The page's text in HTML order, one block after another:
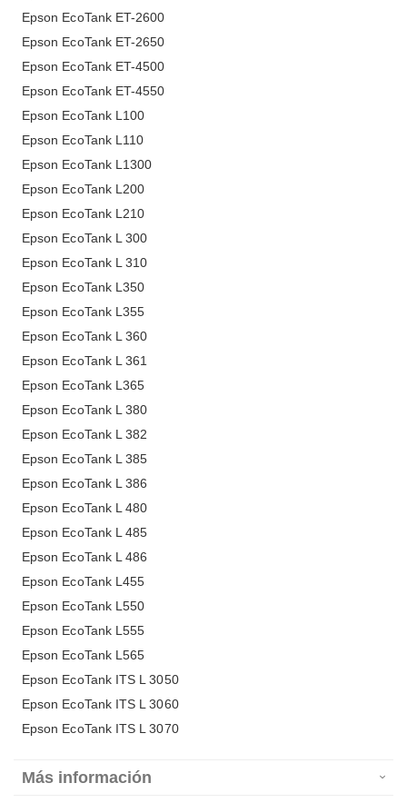
Epson EcoTank ET-2600
Epson EcoTank ET-2650
Epson EcoTank ET-4500
Epson EcoTank ET-4550
Epson EcoTank L100
Epson EcoTank L110
Epson EcoTank L1300
Epson EcoTank L200
Epson EcoTank L210
Epson EcoTank L 300
Epson EcoTank L 310
Epson EcoTank L350
Epson EcoTank L355
Epson EcoTank L 360
Epson EcoTank L 361
Epson EcoTank L365
Epson EcoTank L 380
Epson EcoTank L 382
Epson EcoTank L 385
Epson EcoTank L 386
Epson EcoTank L 480
Epson EcoTank L 485
Epson EcoTank L 486
Epson EcoTank L455
Epson EcoTank L550
Epson EcoTank L555
Epson EcoTank L565
Epson EcoTank ITS L 3050
Epson EcoTank ITS L 3060
Epson EcoTank ITS L 3070
Más información